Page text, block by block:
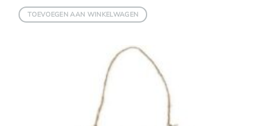
TOEVOEGEN AAN WINKELWAGEN